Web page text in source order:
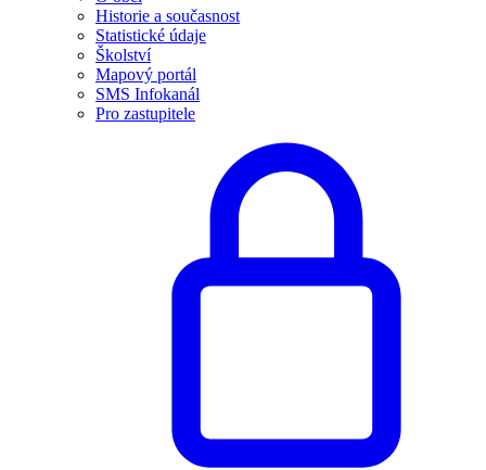
Historie a současnost
Statistické údaje
Školství
Mapový portál
SMS Infokanál
Pro zastupitele